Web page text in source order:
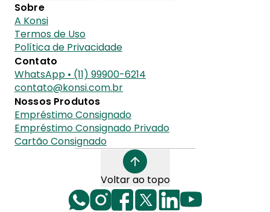
Sobre
A Konsi
Termos de Uso
Política de Privacidade
Contato
WhatsApp • (11) 99900-6214
contato@konsi.com.br
Nossos Produtos
Empréstimo Consignado
Empréstimo Consignado Privado
Cartão Consignado
Voltar ao topo